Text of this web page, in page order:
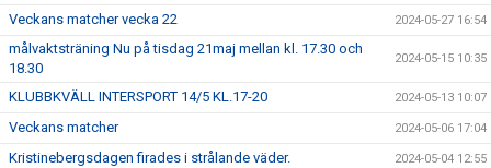
Veckans matcher vecka 22 2024-05-27 16:54
målvaktsträning Nu på tisdag 21maj mellan kl. 17.30 och
18.30
2024-05-15 10:35
KLUBBKVÄLL INTERSPORT 14/5 KL.17-20 2024-05-13 10:07
Veckans matcher 2024-05-06 17:04
Kristinebergsdagen firades i strålande väder. 2024-05-04 12:55